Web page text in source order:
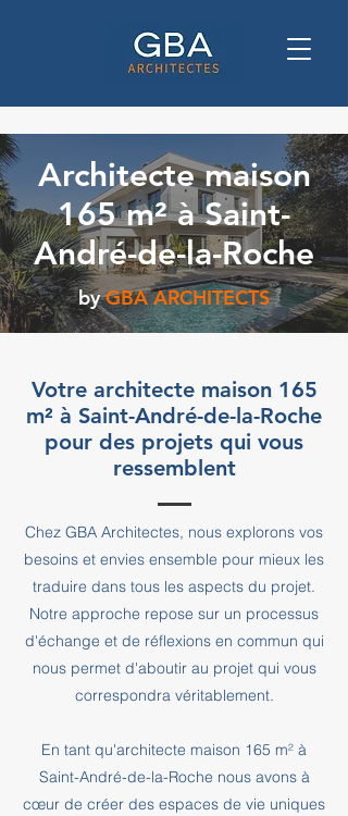
Architecte maison
165 m² à Saint-
André-de-la-Roche
by GBA ARCHITECTS
Votre architecte maison 165
m² à Saint-André-de-la-Roche
pour des projets qui vous
ressemblent
Chez GBA Architectes, nous explorons vos
besoins et envies ensemble pour mieux les
traduire dans tous les aspects du projet.
Notre approche repose sur un processus
d'échange et de réflexions en commun qui
nous permet d'aboutir au projet qui vous
correspondra véritablement.
En tant qu'architecte maison 165 m² à
Saint-André-de-la-Roche nous avons à
cœur de créer des espaces de vie uniques